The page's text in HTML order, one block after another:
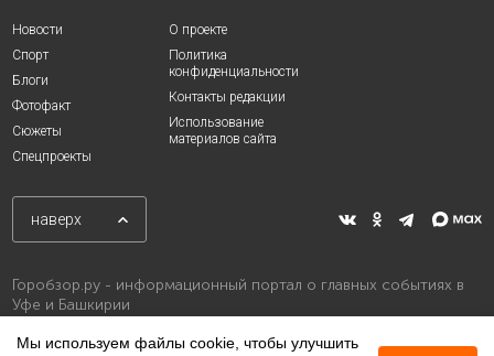
Новости
Спорт
Блоги
Фотофакт
Сюжеты
Спецпроекты
О проекте
Политика
конфиденциальности
Контакты редакции
Использование
материалов сайта
наверх
Горобзор.ру - информационный портал о главных событиях в
Уфе и Башкирии
Мы используем файлы cookie, чтобы улучшить